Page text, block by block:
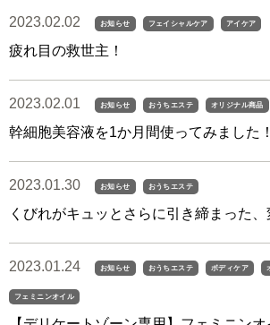
2023.02.02 お知らせ フェイシャルケア アイケア
疲れ目の救世主！
2023.02.01 お知らせ おうちエステ オリジナル商品
幹細胞美容液を1か月間使ってみました
2023.01.30 お知らせ おうちエステ
くびれがキュッとさらに引き締まった、
2023.01.24 お知らせ おうちエステ ボディケア
フェミニンオイル